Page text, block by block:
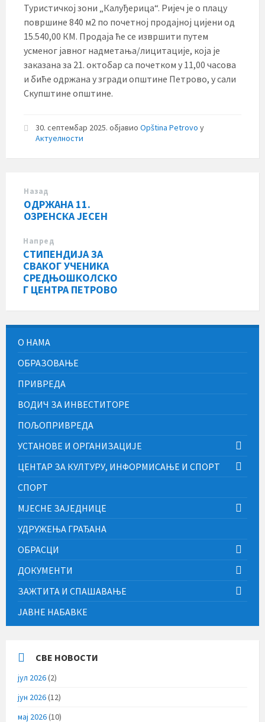
Туристичкој зони „Калуђерица“. Ријеч је о плацу
површине 840 м2 по почетној продајној цијени од
15.540,00 КМ. Продаја ће се извршити путем
усменог јавног надметања/лицитације, која је
заказана за 21. октобар са почетком у 11,00 часова
и биће одржана у згради општине Петрово, у сали
Скупштине општине.
30. септембар 2025. објавио Opština Petrovo у
Актуелности
Назад
ОДРЖАНА 11.
ОЗРЕНСКА ЈЕСЕН
Напред
СТИПЕНДИЈA ЗА
СВАКОГ УЧЕНИКА
СРЕДЊОШКОЛСКО
Г ЦЕНТРА ПЕТРОВО
О НАМА
ОБРАЗОВАЊЕ
ПРИВРЕДА
ВОДИЧ ЗА ИНВЕСТИТОРЕ
ПОЉОПРИВРЕДА
УСТАНОВЕ И ОРГАНИЗАЦИЈЕ
ЦЕНТАР ЗА КУЛТУРУ, ИНФОРМИСАЊЕ И СПОРТ
СПОРТ
МЈЕСНЕ ЗАЈЕДНИЦЕ
УДРУЖЕЊА ГРАЂАНА
ОБРАСЦИ
ДОКУМЕНТИ
ЗАЖТИТА И СПАШАВАЊЕ
ЈАВНЕ НАБАВКЕ
СВЕ НОВОСТИ
јул 2026(2)
јун 2026(12)
мај 2026(10)